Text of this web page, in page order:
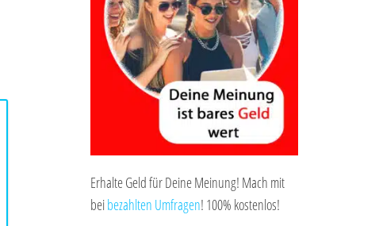
Erhalte Geld für Deine Meinung! Mach mit
beibezahlten Umfragen! 100% kostenlos!